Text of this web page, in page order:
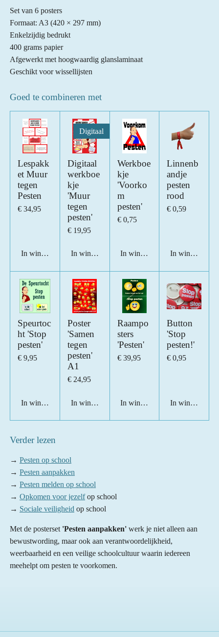
Set van 6 posters
Formaat: A3 (420 × 297 mm)
Enkelzijdig bedrukt
400 grams papier
Afgewerkt met hoogwaardig glanslaminaat
Geschikt voor wissellijsten
Goed te combineren met
Lespakk
et Muur
tegen
Pesten
€ 34,95
In winkelwagen
Digitaal
Digitaal
werkboe
kje
'Muur
tegen
pesten'
€ 19,95
In winkelwagen
Werkboe
kje
'Voorko
m
pesten'
€ 0,75
In winkelwagen
Linnenb
andje
pesten
rood
€ 0,59
In
Speurtoc
ht 'Stop
pesten'
€ 9,95
In winkelwagen
Poster
'Samen
tegen
pesten'
A1
€ 24,95
In winkelwagen
Raampo
sters
'Pesten'
€ 39,95
In winkelwagen
Button
'Stop
pesten!'
€ 0,95
In
Verder lezen
→ Pesten op school
→ Pesten aanpakken
→ Pesten melden op school
→ Opkomen voor jezelfop school
→ Sociale veiligheid op school
Met de posterset 'Pesten aanpakken' werk je niet alleen aan
bewustwording, maar ook aan verantwoordelijkheid,
weerbaarheid en een veilige schoolcultuur waarin iedereen
meehelpt om pesten te voorkomen.